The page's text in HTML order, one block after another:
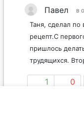
Павел в
Таня, сделал по
рецепт.С
пришлось
трудящихся.
1 0